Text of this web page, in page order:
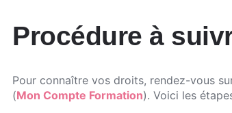
Procédure à
Pour connaître vos droits, rendez-vous
(Mon Compte Formation). Voici les